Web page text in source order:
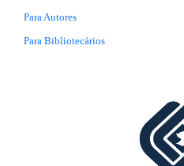
Para Autores
Para Bibliotecários